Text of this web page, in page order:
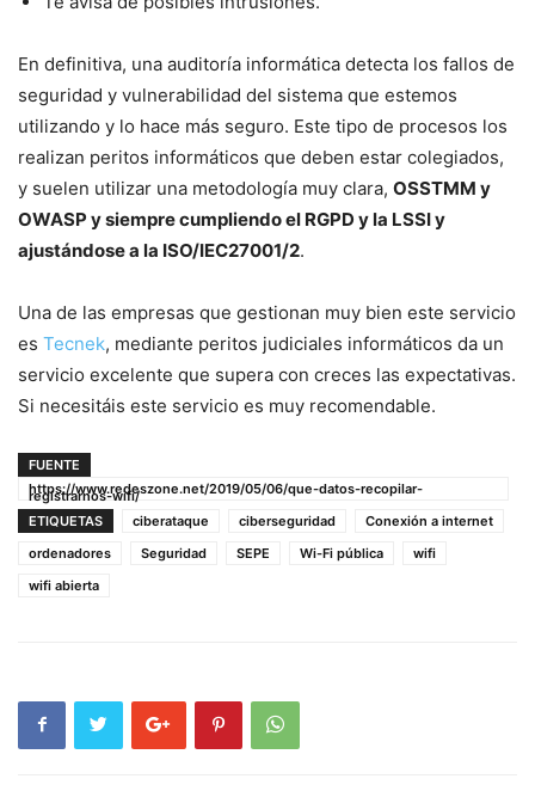
En definitiva, una auditoría informática detecta los fallos de
seguridad y vulnerabilidad del sistema que estemos
utilizando y lo hace más seguro. Este tipo de procesos los
realizan peritos informáticos que deben estar colegiados,
y suelen utilizar una metodología muy clara, OSSTMM y
OWASP y siempre cumpliendo el RGPD y la LSSI y
ajustándose a la ISO/IEC27001/2.
Una de las empresas que gestionan muy bien este servicio
es Tecnek, mediante peritos judiciales informáticos da un
servicio excelente que supera con creces las expectativas.
Si necesitáis este servicio es muy recomendable.
FUENTE
https://www.redeszone.net/2019/05/06/que-datos-recopilar-
registrarnos-wifi/
ETIQUETAS
ciberataque ciberseguridad
Conexión a internet
ordenadores
Seguridad SEPE Wi-Fi pública
wifi
wifi abierta